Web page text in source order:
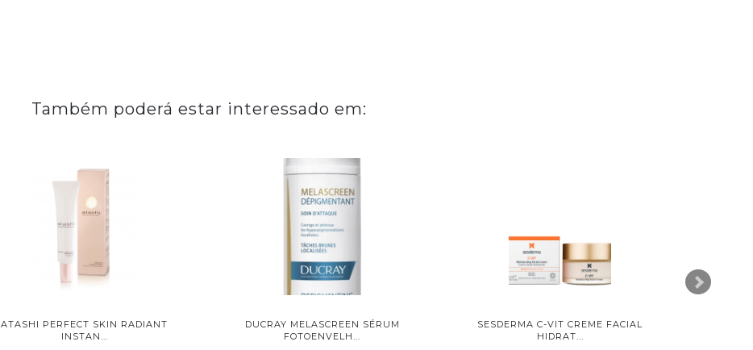
Também poderá estar interessado em:
ATASHI PERFECT SKIN RADIANT
INSTAN...
DUCRAY MELASCREEN SÉRUM
FOTOENVELH...
SESDERMA C-VIT CREME FACIAL
HIDRAT...